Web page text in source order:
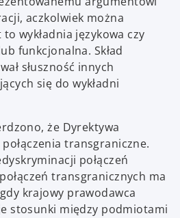
aczkolwiek można
wykładnia językowa czy
funkcjonalna. Skład
słuszność innych
się do wykładni
że Dyrektywa
transgraniczne.
połączeń
transgranicznych ma
krajowy prawodawca
stosunki między podmiotami